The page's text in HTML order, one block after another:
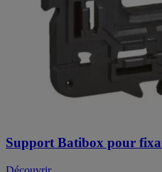
Support Batibox pour